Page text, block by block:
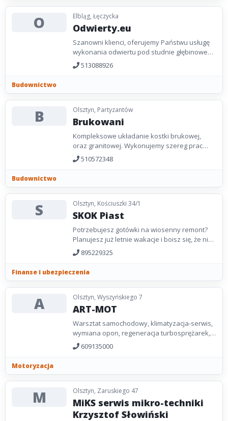
O Elbląg, Łęczycka
Odwierty.eu
Szanowni klienci, oferujemy Państwu usługę
wykonania odwiertu pod studnie głębinowe
oraz pod pompy ciepła. Dysponujemy
nowoczesną wiertnicą,...
513088926
Budownictwo
B Olsztyn, Partyzantów
Brukowani
Kompleksowe układanie kostki brukowej,
oraz granitowej. Wykonujemy szereg prac
brukarskich min. parkingi, tarasy, podjazdy,
chodniki. Ciekawe...
510572348
Budownictwo
S Olsztyn, Kościuszki 34/1
SKOK Piast
Potrzebujesz gotówki na wiosenny remont?
Planujesz już letnie wakacje i boisz się, że nie
masz wystarczających środków
finansowych?...
895229325
Finanse i ubezpieczenia
A Olsztyn, Wyszyńskiego 7
ART-MOT
Warsztat samochodowy, klimatyzacja-serwis,
wymiana opon, regeneracja turbosprężarek,
rozrządy, sprzęgła, układy hamulcowe,
zawieszenia,...
609135000
Motoryzacja
M Olsztyn, Zaruskiego 47
MiKS serwis mikro-techniki
Krzysztof Słowiński